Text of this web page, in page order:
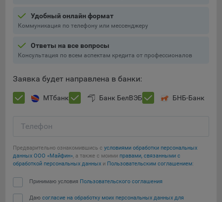
Удобный онлайн формат
Коммуникация по телефону или мессенджеру
Ответы на все вопросы
Консультация по всем аспектам кредита от профессионалов
Заявка будет направлена в банки:
МТбанк Банк БелВЭБ БНБ-Банк
Телефон
Предварительно ознакомившись с условиями обработки персональных
данных ООО «Майфин», а также с моими правами, связанными с
обработкой персональных данных и Пользовательским соглашением:
Принимаю условия Пользовательского соглашения
Даю согласие на обработку моих персональных данных для